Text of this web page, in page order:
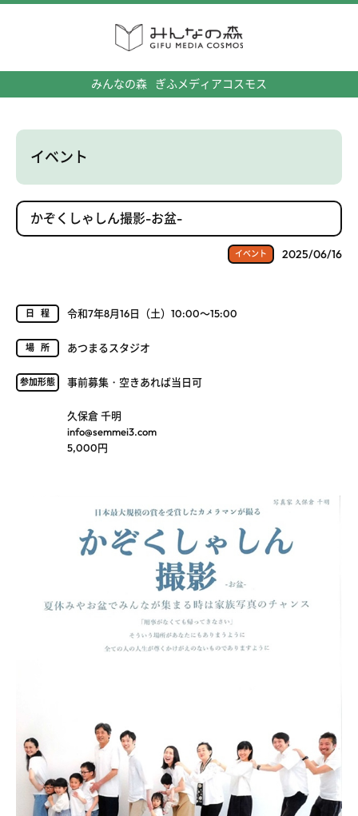
みんなの森 ぎふメディアコスモス
イベント
かぞくしゃしん撮影-お盆-
イベント 2025/06/16
日程 令和7年8月16日（土）10:00～15:00
場所 あつまるスタジオ
参加形態 事前募集・空きあれば当日可
久保倉 千明
info@semmei3.com
5,000円